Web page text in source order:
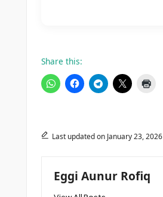
Share this:
Last updated on January 23, 2026
Eggi Aunur Rofiq